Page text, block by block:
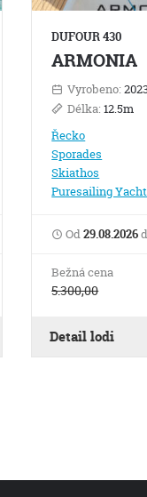
DUFOUR 430
ARMONIA
Vyrobeno:
Délka:12.5m
Řecko
Sporades
Skiathos
Puresailing
Od29.08.2026
Bežná cena
5.300,00
Detail lodi